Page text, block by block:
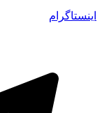
اینستاگرام